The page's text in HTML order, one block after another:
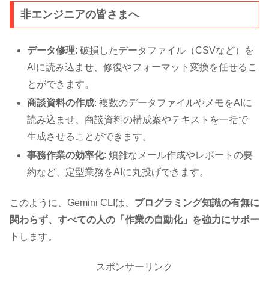
非エンジニアの皆さまへ
データ修理: 破損したデータファイル（CSVなど）を
AIに読み込ませ、修復やフォーマット変換を任せるこ
とができます。
商談資料の作成: 複数のデータファイルやメモをAIに
読み込ませ、商談資料の構成案やテキストを一括で
生成させることができます。
事務作業の効率化: 煩雑なメール作成やレポートの要
約など、定型業務をAIに丸投げできます。
このように、Gemini CLIは、 プログラミング知識の有無に
関わらず、すべての人の「作業の自動化」を強力にサポー
ト します。
スポンサーリンク